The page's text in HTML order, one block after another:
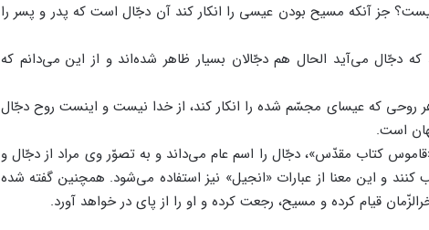
جز آنکه مسیح بودن عیسی را انکار کند آن دجّال است که پدر و پسر را
دجّال می‌آید الحال هم دجّالان بسیار ظاهر شده‌اند و از این می‌دانم که
روحی که عیسای مجسّم شده را انکار کند، از خدا نیست و اینست روح دجّال
است.
کتاب مقدّس»، دجّال را اسم عام می‌داند و به تصوّر وی مراد از دجّال و
و این معنا از عبارات «انجیل» نیز استفاده می‌شود. همچنین گفته شده
قیام کرده و مسیح، رجعت کرده و او را از پای در خواهد آورد.